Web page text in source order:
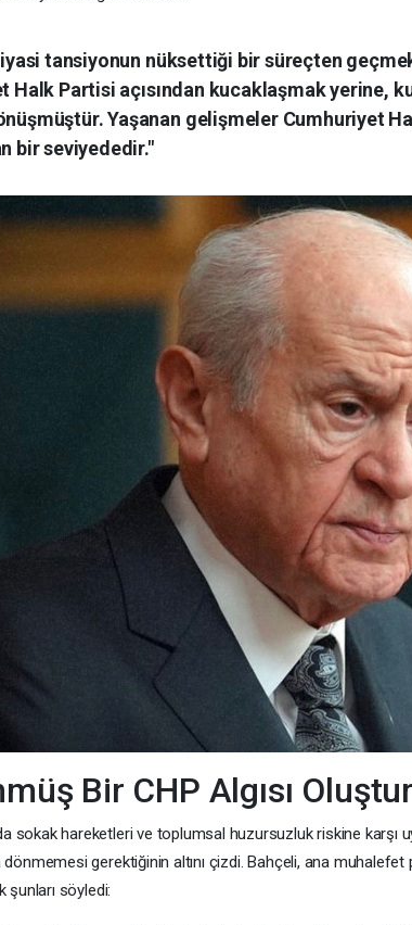
tansiyonun nüksettiği bir süreçten
Halk Partisi açısından kucaklaşmak yerine,
Yaşanan gelişmeler Cumhuriyet
bir seviyededir."
Bir CHP Algısı
sokak hareketleri ve toplumsal huzursuzluk riskine karşı
dönmemesi gerektiğinin altını çizdi. Bahçeli, ana
şunları söyledi: